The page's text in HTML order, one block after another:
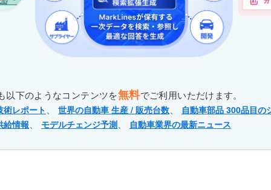
以下のようなコンテンツを無料でご利用いただけます。
術レポート 、 世界の自動車 生産 / 販売台数、
自動車部品 300品目の
給情報、 モデルチェンジ予測、 自動車業界の最新ニュース